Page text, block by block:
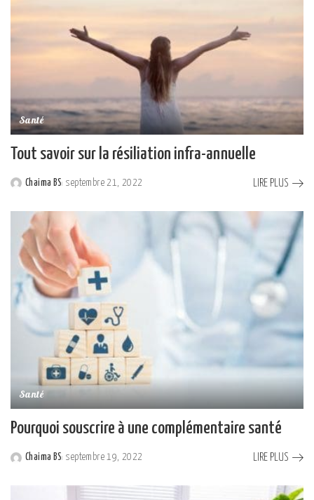
Santé
Tout savoir sur la résiliation infra-annuelle
Chaima BS septembre 21, 2022 LIRE PLUS
Santé
Pourquoi souscrire à une complémentaire santé
Posted
Chaima BS septembre 19, 2022 LIRE PLUS